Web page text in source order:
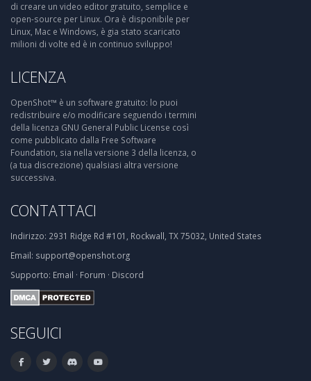
di creare un video editor gratuito, semplice e
open-source per Linux. Ora è disponibile per
Linux, Mac e Windows, è gia stato scaricato
milioni di volte ed è in continuo sviluppo!
LICENZA
OpenShot™ è un software gratuito: lo puoi
redistribuire e/o modificare seguendo i termini
della licenza GNU General Public License così
come pubblicato dalla Free Software
Foundation, sia nella versione 3 della licenza, o
(a tua discrezione) qualsiasi altra versione
successiva.
CONTATTACI
Indirizzo: 2931 Ridge Rd #101, Rockwall, TX 75032, United States
Email: support@openshot.org
Supporto: Email · Forum · Discord
SEGUICI